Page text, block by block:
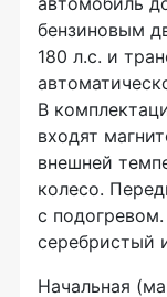
бензиновым
180 л.с. и
В
входят
внешней
колесо.
с
серебристый
Начальная